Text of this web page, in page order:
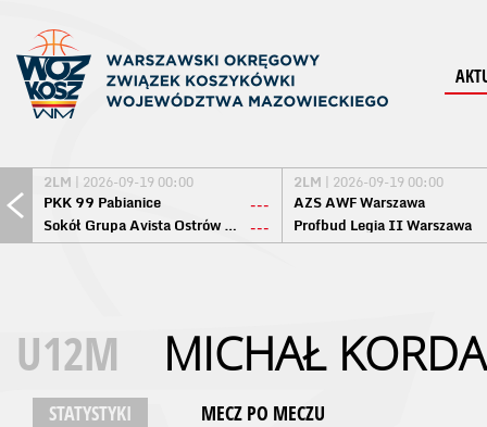
2LM | 2026-09-19 00:00
PKK 99 Pabianice
---
Sokół Grupa Avista Ostrów Maz. ---
2LM | 2026-09-19 00:00
AZS AWF Warszawa
Profbud Legia II Warszawa
U12M MICHAŁ
STATYSTYKI MECZ PO MECZU